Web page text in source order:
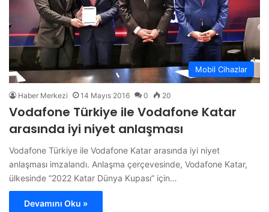
Mobil Cihazlar
Haber Merkezi 14 Mayıs 2016 0 20
Vodafone Türkiye ile Vodafone Katar
arasında iyi niyet anlaşması
Vodafone Türkiye ile Vodafone Katar arasında iyi niyet
anlaşması imzalandı. Anlaşma çerçevesinde, Vodafone Katar,
ülkesinde “2022 Katar Dünya Kupası” için…
Devamını Oku »